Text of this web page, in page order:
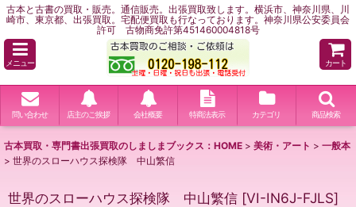
古本と古書の買取・販売。通信販売。出張買取致します。横浜市、神奈川県、川
崎市、東京都、出張買取。宅配便買取も行なっております。神奈川県公安委員会
許可 古物商免許第451460004818号
メニュー カート
問い合わせ 店主のご挨拶 会社概要 特商法表示 カテゴリ 商品検索
古本買取・専門書出張買取のしましまブックス：HOME > 美術・アート > 一般本
> 世界のスローハウス探検隊 中山繁信
世界のスローハウス探検隊 中山繁信 [VI-IN6J-FJLS]